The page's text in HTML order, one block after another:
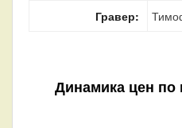
Гравер:
Динамика цен по